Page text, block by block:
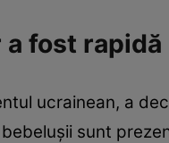
fost rapidă
ucrainean, a
sunt